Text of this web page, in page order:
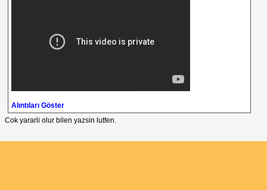
Alıntıları Göster
Cok yararli olur bilen yazsin lutfen.